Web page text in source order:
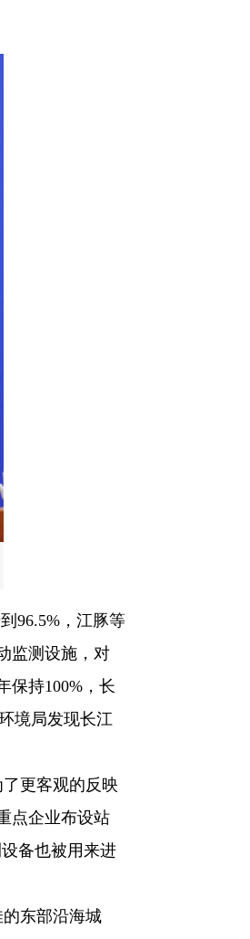
96.5%，江豚等
监测设施，对
保持100%，长
境局发现长江
更客观的反映
点企业布设站
备也被用来进
东部沿海城